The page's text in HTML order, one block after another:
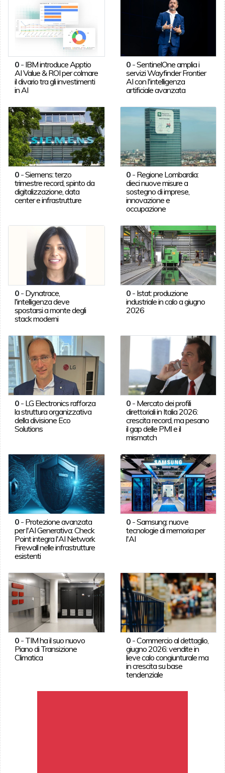
0- IBM introduce Apptio
AI Value & ROI per colmare
il divario tra gli investimenti
in AI
0 -SentinelOne amplia i
servizi Wayfinder Frontier
AI con l'intelligenza
artificiale avanzata
0-Siemens: terzo
trimestre record, spinto da
digitalizzazione, data
center e infrastrutture
0 - Regione Lombardia:
dieci nuove misure a
sostegno di imprese,
innovazione e
occupazione
0- Dynatrace,
l'intelligenza deve
spostarsi a monte degli
stack moderni
0 - Istat: produzione
industriale in calo a giugno
2026
0- LG Electronics rafforza
la struttura organizzativa
della divisione Eco
Solutions
0 - Mercato dei profili
direttoriali in Italia 2026:
crescita record, ma pesano
il gap delle PMI e il
mismatch
0- Protezione avanzata
per l'AI Generativa: Check
Point integra l'AI Network
Firewall nelle infrastrutture
esistenti
0 -Samsung: nuove
tecnologie di memoria per
l'AI
0- TIM ha il suo nuovo
Piano di Transizione
Climatica
0 -Commercio al dettaglio,
giugno 2026: vendite in
lieve calo congiunturale ma
in crescita su base
tendenziale